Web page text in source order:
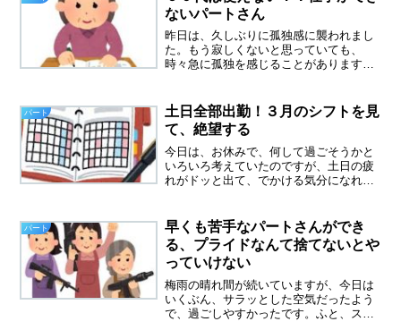
しみに、毎日なんとか頑張っ...
ないパートさん
昨日は、久しぶりに孤独感に襲われまし
た。もう寂しくないと思っていても、
時々急に孤独を感じることがあります。
間たちがたくさんいるので、自然と元気
になります。仕事を辞めた後...
パート
土日全部出勤！３月のシフトを見
て、絶望する
今日は、お休みで、何して過ごそうかと
いろいろ考えていたのですが、土日の疲
れがドッと出て、でかける気分になれま
ごしていました。窓から空を見上げる
と、青空が広がっていたので...
パート
早くも苦手なパートさんができ
る、プライドなんて捨てないとや
っていけない
梅雨の晴れ間が続いていますが、今日は
いくぶん、サラッとした空気だったよう
で、過ごしやすかったです。ふと、スマ